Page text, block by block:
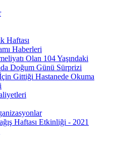
Haftası
Haberleri
Olan 104 Yaşındaki
Doğum Günü Sürprizi
Gittiği Hastanede Okuma
Haftası Etkinliği - 2021